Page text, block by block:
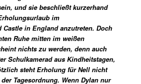
und sie beschließt kurzerhand
im
in England anzutreten. Doch
Ruhe mitten im weißen
nichts zu werden, denn auch
Schulkamerad aus Kindheitstagen,
steht Erholung für Nell nicht
Tagesordnung. Wenn Dylan nur